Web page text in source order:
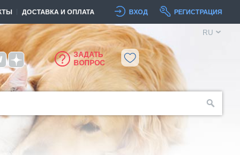
ДОСТАВКА И ОПЛАТА ВХОД РЕГИСТРАЦИЯ
ЗАДАТЬ
ВОПРОС
RU